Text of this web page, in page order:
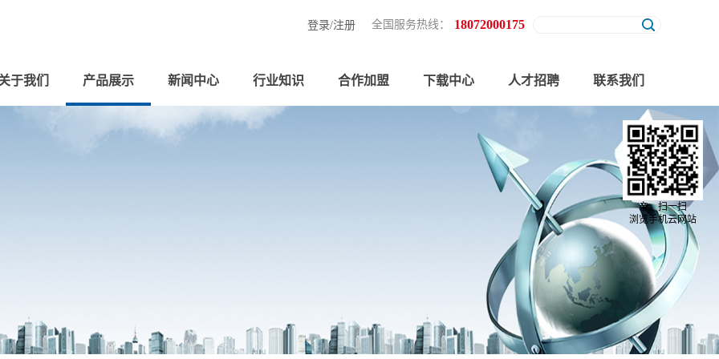
全国服务热线： 18072000175
登录/注册
于我们 产品展示 新闻中心 行业知识 合作加盟 下载中心 人才招聘 联系我们
亲，扫一扫
浏览手机云网站